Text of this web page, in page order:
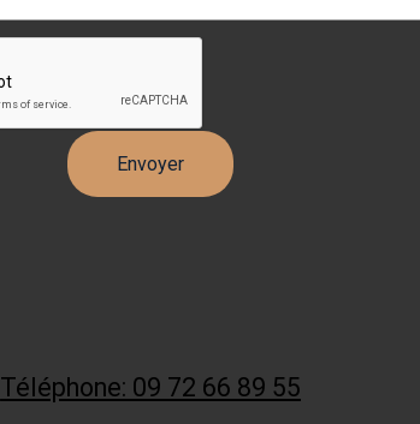
Téléphone: 09 72 66 89 55